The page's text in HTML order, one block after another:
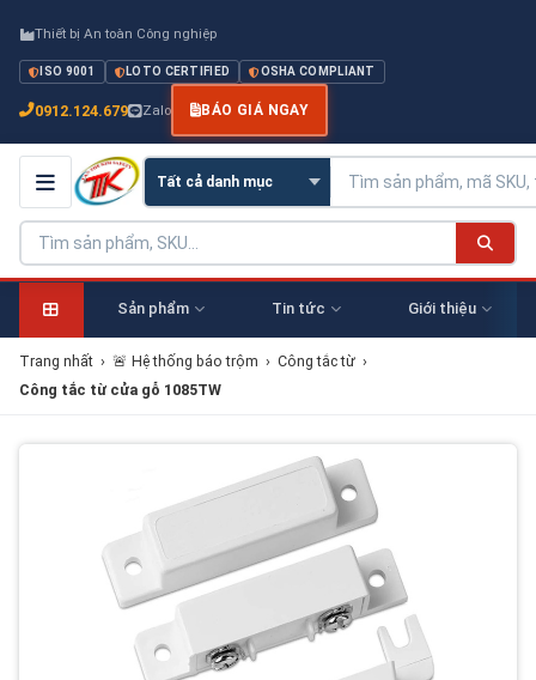
Thiết bị An toàn Công nghiệp
ISO 9001 LOTO CERTIFIED OSHA COMPLIANT
0912.124.679 Zalo BÁO GIÁ NGAY
Sản phẩm Tin tức Giới thiệu
Trang nhất › 🚨 Hệ thống báo trộm › Công tắc từ ›
Công tắc từ cửa gỗ 1085TW